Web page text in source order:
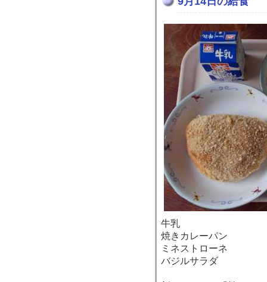
牛乳
焼きカレーパン
ミネストローネ
バジルサラダ